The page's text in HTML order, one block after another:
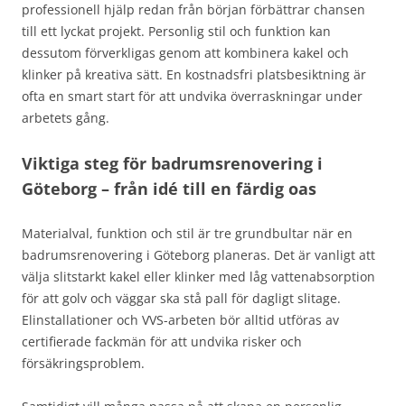
professionell hjälp redan från början förbättrar chansen
till ett lyckat projekt. Personlig stil och funktion kan
dessutom förverkligas genom att kombinera kakel och
klinker på kreativa sätt. En kostnadsfri platsbesiktning är
ofta en smart start för att undvika överraskningar under
arbetets gång.
Viktiga steg för badrumsrenovering i
Göteborg – från idé till en färdig oas
Materialval, funktion och stil är tre grundbultar när en
badrumsrenovering i Göteborg planeras. Det är vanligt att
välja slitstarkt kakel eller klinker med låg vattenabsorption
för att golv och väggar ska stå pall för dagligt slitage.
Elinstallationer och VVS-arbeten bör alltid utföras av
certifierade fackmän för att undvika risker och
försäkringsproblem.